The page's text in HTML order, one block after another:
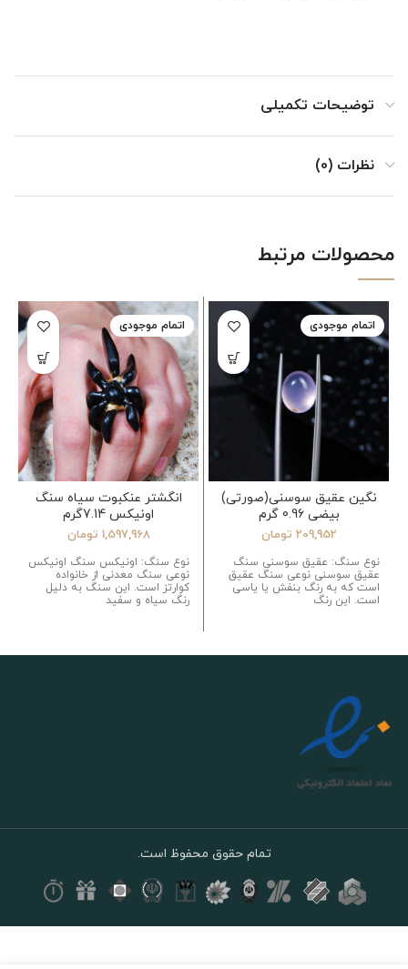
توضیحات تکمیلی
نظرات (0)
محصولات مرتبط
اتمام موجودی
نگین عقیق سوسنی(صورتی)
بیضی 0.96 گرم
209,952 تومان
نوع سنگ: عقیق سوسنی سنگ
عقیق سوسنی نوعی سنگ عقیق
است که به رنگ بنفش یا یاسی
است. این رنگ
اتمام موجودی
انگشتر عنکبوت سیاه سنگ
اونیکس 7.14گرم
1,597,968 تومان
نوع سنگ: اونیکس سنگ اونیکس
نوعی سنگ معدنی از خانواده
کوارتز است. این سنگ به دلیل
رنگ سیاه و سفید
تمام حقوق محفوظ است.